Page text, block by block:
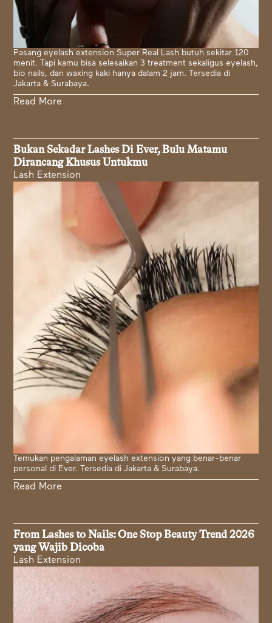
Pasang eyelash extension Super Real Lash butuh sekitar 120
menit. Tapi kamu bisa selesaikan 3 treatment sekaligus eyelash,
bio nails, dan waxing kaki hanya dalam 2 jam. Tersedia di
Jakarta & Surabaya.
Read More
Bukan Sekadar Lashes Di Ever, Bulu Matamu
Dirancang Khusus Untukmu
Lash Extension
Temukan pengalaman eyelash extension yang benar-benar
personal di Ever. Tersedia di Jakarta & Surabaya.
Read More
From Lashes to Nails: One Stop Beauty Trend 2026
yang Wajib Dicoba
Lash Extension